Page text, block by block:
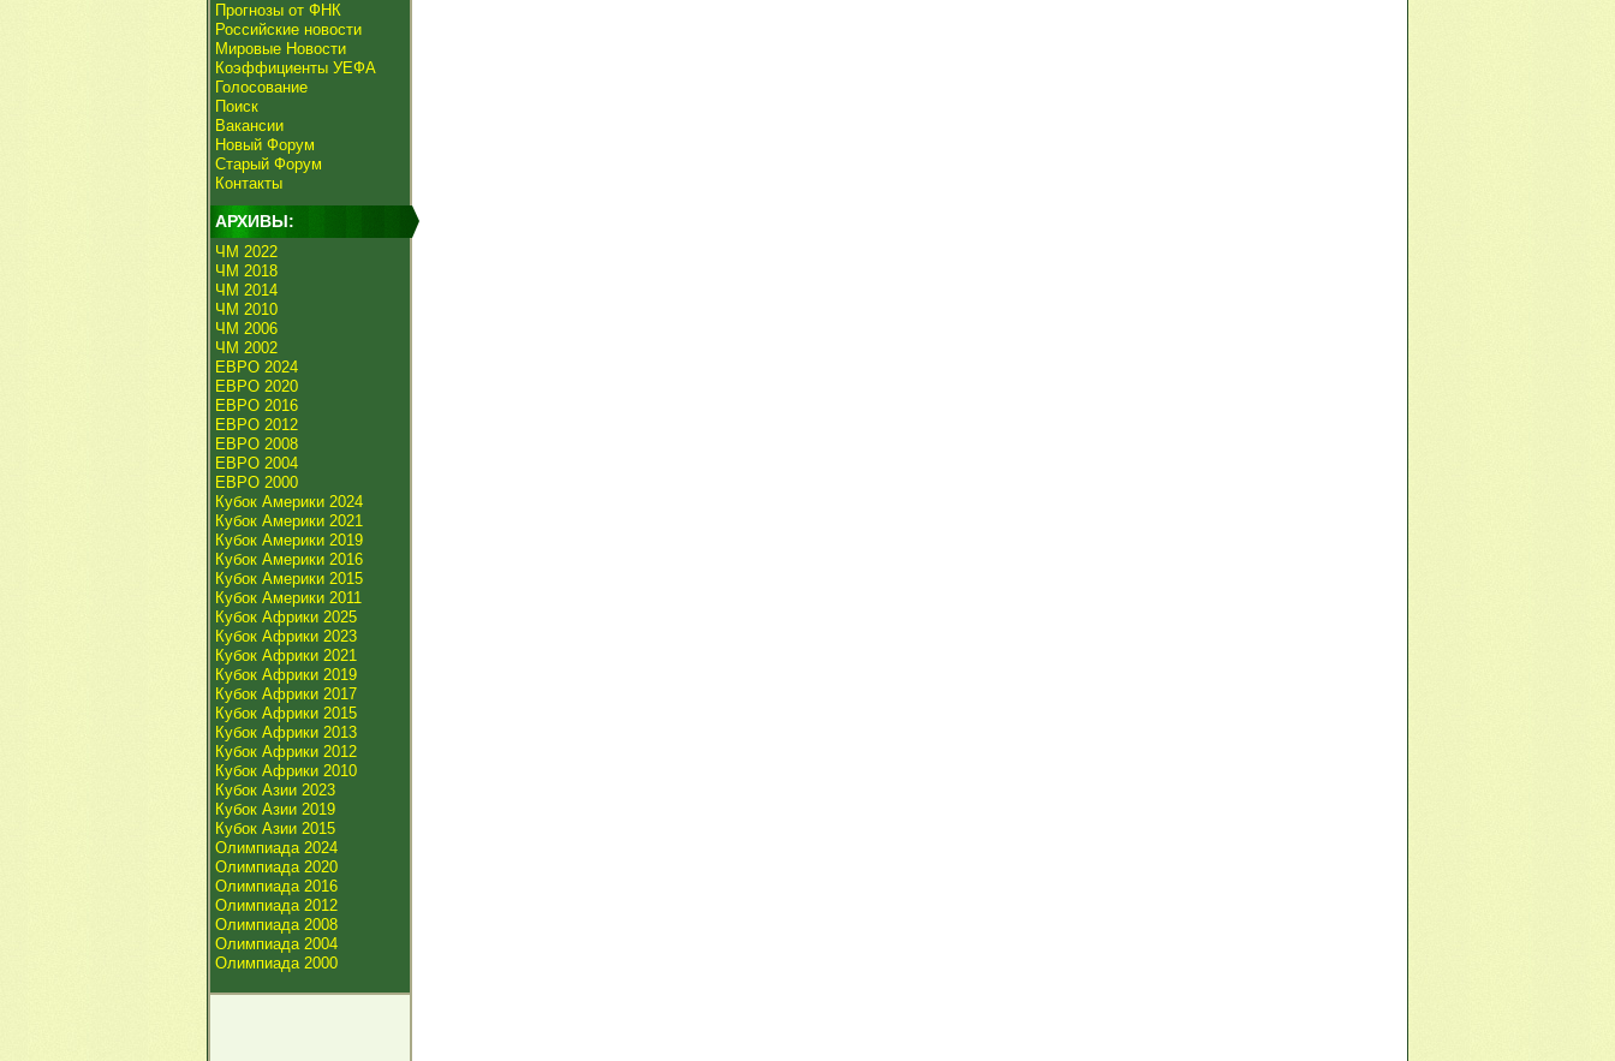
Прогнозы от ФНК
Российские новости
Мировые Новости
Коэффициенты УЕФА
Голосование
Поиск
Вакансии
Новый Форум
Старый Форум
Контакты
АРХИВЫ:
ЧМ 2022
ЧМ 2018
ЧМ 2014
ЧМ 2010
ЧМ 2006
ЧМ 2002
ЕВРО 2024
ЕВРО 2020
ЕВРО 2016
ЕВРО 2012
ЕВРО 2008
ЕВРО 2004
ЕВРО 2000
Кубок Америки 2024
Кубок Америки 2021
Кубок Америки 2019
Кубок Америки 2016
Кубок Америки 2015
Кубок Америки 2011
Кубок Африки 2025
Кубок Африки 2023
Кубок Африки 2021
Кубок Африки 2019
Кубок Африки 2017
Кубок Африки 2015
Кубок Африки 2013
Кубок Африки 2012
Кубок Африки 2010
Кубок Азии 2023
Кубок Азии 2019
Кубок Азии 2015
Олимпиада 2024
Олимпиада 2020
Олимпиада 2016
Олимпиада 2012
Олимпиада 2008
Олимпиада 2004
Олимпиада 2000